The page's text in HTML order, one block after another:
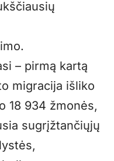
– pirmą kartą
migracija išliko
18 934 žmonės,
sugrįžtančiųjų